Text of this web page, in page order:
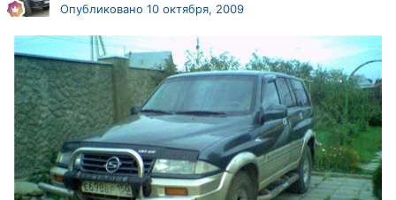
Опубликовано 10 октября, 2009